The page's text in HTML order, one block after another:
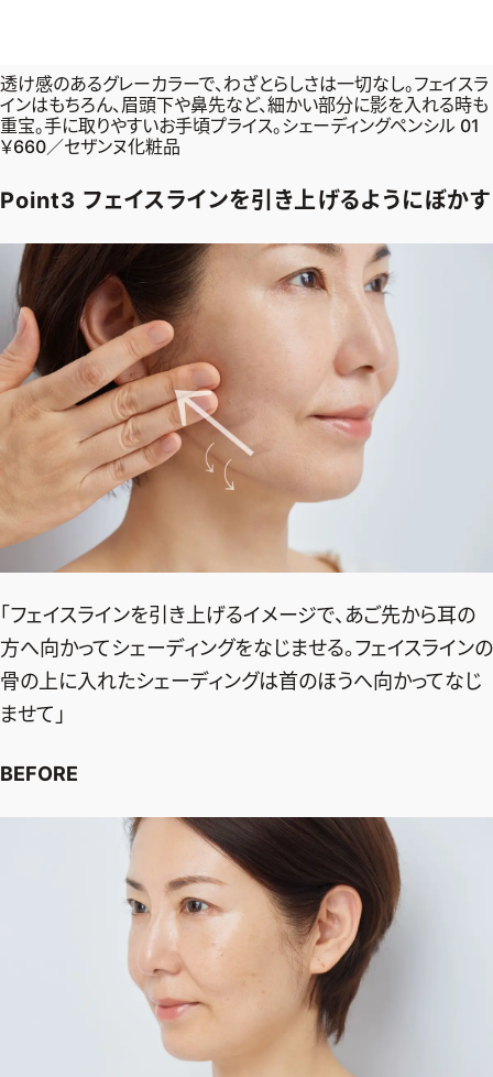
透け感のあるグレーカラーで、わざとらしさは一切なし。フェイスラ
インはもちろん、眉頭下や鼻先など、細かい部分に影を入れる時も
重宝。手に取りやすいお手頃プライス。シェーディングペンシル 01
￥660／セザンヌ化粧品
Point3 フェイスラインを引き上げるようにぼかす
「フェイスラインを引き上げるイメージで、あご先から耳の
方へ向かってシェーディングをなじませる。フェイスラインの
骨の上に入れたシェーディングは首のほうへ向かってなじ
ませて」
BEFORE